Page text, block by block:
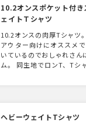
ていかがでしょうか？
10.2オンスポケット付き
ェイトＴシャツ
10.2オンスの肉厚Tシャツ
アウター向けにオススメ
いているのでおしゃれさん
ム。 同生地でロンT、Tシ
ヘビーウェイトTシャツ